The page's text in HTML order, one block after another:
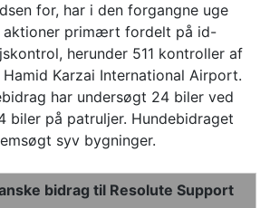
for, har i den forgangne uge
aktioner primært fordelt på id-
herunder 511 kontroller af
Karzai International Airport.
har undersøgt 24 biler ved
biler på patruljer. Hundebidraget
syv bygninger.
bidrag til Resolute Support